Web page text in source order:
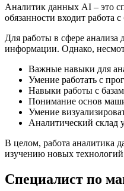
Аналитик данных AI – это
обязанности входит работа
Для работы в сфере
информации. Однако,
Важные навыки для
Умение работать с
Навыки работы с
Понимание основ
Умение
Аналитический склад
В целом, работа аналитика
изучению новых
Специалист по